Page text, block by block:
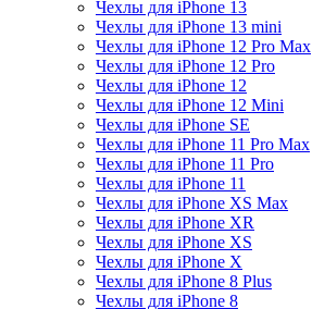
Чехлы для iPhone 13
Чехлы для iPhone 13 mini
Чехлы для iPhone 12 Pro Max
Чехлы для iPhone 12 Pro
Чехлы для iPhone 12
Чехлы для iPhone 12 Mini
Чехлы для iPhone SE
Чехлы для iPhone 11 Pro Max
Чехлы для iPhone 11 Pro
Чехлы для iPhone 11
Чехлы для iPhone XS Max
Чехлы для iPhone XR
Чехлы для iPhone XS
Чехлы для iPhone X
Чехлы для iPhone 8 Plus
Чехлы для iPhone 8